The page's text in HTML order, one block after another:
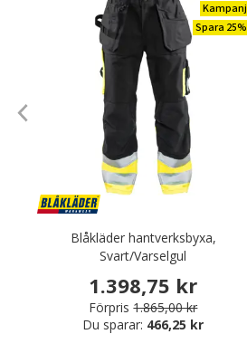
Kampanj
Spara 25%
Blåkläder hantverksbyxa,
Svart/Varselgul
1.398,75 kr
Förpris 1.865,00 kr
Du sparar: 466,25 kr